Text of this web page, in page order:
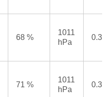
68 %
1011
hPa
0.3
71 %
1011
hPa
0.3